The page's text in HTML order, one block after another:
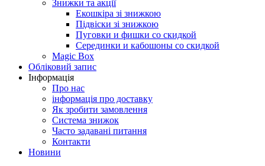
Знижки та акції
Екошкіра зі знижкою
Підвіски зі знижкою
Пуговки и фишки со скидкой
Серединки и кабошоны со скидкой
Magic Box
Обліковий запис
Інформація
Про нас
інформація про доставку
Як зробити замовлення
Система знижок
Часто задавані питання
Контакти
Новини